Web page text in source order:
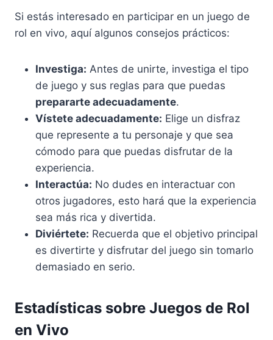
Si estás interesado en participar en un juego de
rol en vivo, aquí algunos consejos prácticos:
Investiga: Antes de unirte, investiga el tipo
de juego y sus reglas para que puedas
prepararte adecuadamente.
Vístete adecuadamente: Elige un disfraz
que represente a tu personaje y que sea
cómodo para que puedas disfrutar de la
experiencia.
Interactúa: No dudes en interactuar con
otros jugadores, esto hará que la experiencia
sea más rica y divertida.
Diviértete: Recuerda que el objetivo principal
es divertirte y disfrutar del juego sin tomarlo
demasiado en serio.
Estadísticas sobre Juegos de Rol
en Vivo